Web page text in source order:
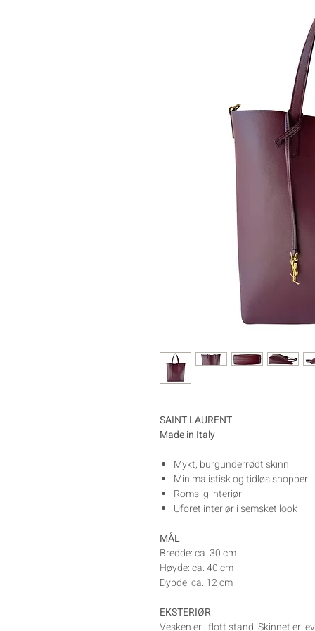
SAINT LAURENT
Made in Italy
Mykt, burgunderrødt skinn
Minimalistisk og tidløs shopper
Romslig interiør
Uforet interiør i semsket look
MÅL
Bredde: ca. 30 cm
Høyde: ca. 40 cm
Dybde: ca. 12 cm
EKSTERIØR
Vesken er i flott stand. Skinnet er